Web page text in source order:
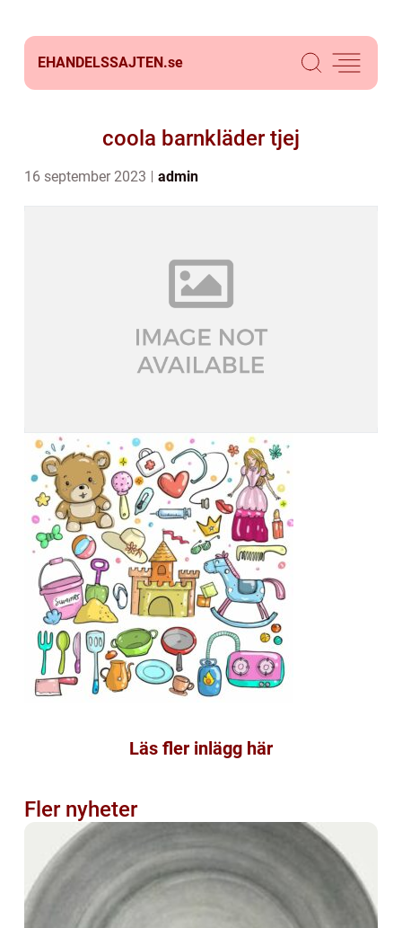
EHANDELSSAJTEN.se
coola barnkläder tjej
16 september 2023 admin
Läs fler inlägg här
Fler nyheter